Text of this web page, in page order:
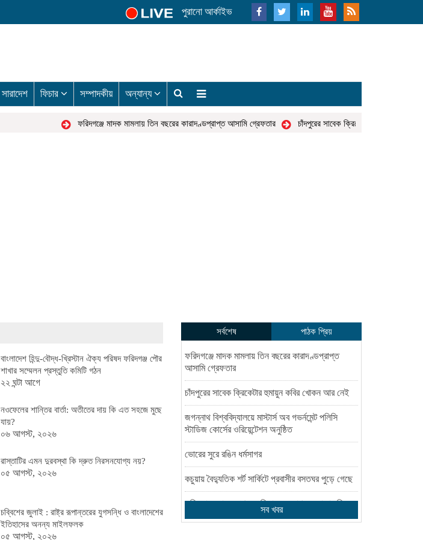
পুরানো আর্কাইভ
সারাদেশ ফিচার সম্পাদকীয় অন্যান্য
ফরিদগঞ্জে মাদক মামলায় তিন বছরের কারাদণ্ডপ্রাপ্ত আসামি গ্রেফতার চাঁদপুরের সাবেক ক্রিকেটার হুমায়ুন কবির
বাংলাদেশ হিন্দু-বৌদ্ধ-খ্রিস্টান ঐক্য পরিষদ ফরিদগঞ্জ পৌর
শাখার সম্মেলন প্রস্তুতি কমিটি গঠন
২২ ঘন্টা আগে
নওফেলের শান্তির বার্তা: অতীতের দায় কি এত সহজে মুছে
যায়?
০৬ আগস্ট, ২০২৬
রাস্তাটির এমন দুরবস্থা কি দ্রুত নিরসনযোগ্য নয়?
০৫ আগস্ট, ২০২৬
চব্বিশের জুলাই : রাষ্ট্র রূপান্তরের যুগসন্ধি ও বাংলাদেশের
ইতিহাসের অনন্য মাইলফলক
০৫ আগস্ট, ২০২৬
সর্বশেষ পাঠক প্রিয়
ফরিদগঞ্জে মাদক মামলায় তিন বছরের কারাদণ্ডপ্রাপ্ত
আসামি গ্রেফতার
চাঁদপুরের সাবেক ক্রিকেটার হুমায়ুন কবির খোকন আর নেই
জগন্নাথ বিশ্ববিদ্যালয়ে মাস্টার্স অব গভর্নমেন্ট পলিসি
স্টাডিজ কোর্সের ওরিয়েন্টেশন অনুষ্ঠিত
ভোরের সুরে রঙিন ধর্মসাগর
কচুয়ায় বৈদ্যুতিক শর্ট সার্কিটে প্রবাসীর বসতঘর পুড়ে গেছে
কুমিল্লায় র‌্যাবের পৃথক অভিযান : ১ লাখ ৯৪ হাজার পিস
বিদেশী সিগারেট ও ১৮ কেজি গাঁজাসহ গ্রেপ্তার ১
সব খবর